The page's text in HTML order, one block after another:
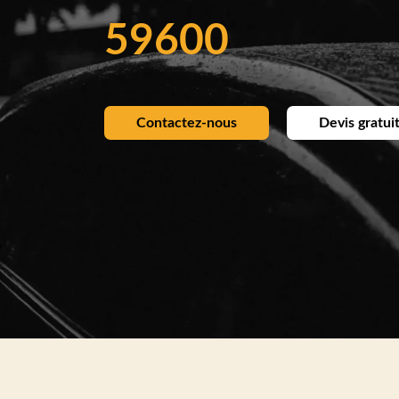
59600
Contactez-nous Devis gratuit